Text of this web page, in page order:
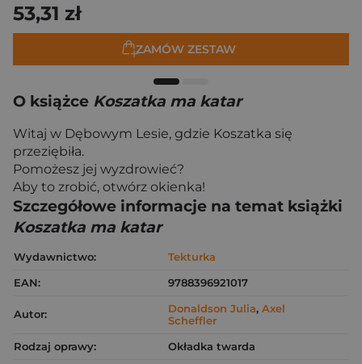
53,31 zł
ZAMÓW ZESTAW
O książce Koszatka ma katar
Witaj w Dębowym Lesie, gdzie Koszatka się
przeziębiła.
Pomożesz jej wyzdrowieć?
Aby to zrobić, otwórz okienka!
Szczegółowe informacje na temat książki
Koszatka ma katar
Wydawnictwo:
Tekturka
EAN:
9788396921017
Autor: Donaldson Julia, Axel
Scheffler
Rodzaj oprawy:
Okładka twarda